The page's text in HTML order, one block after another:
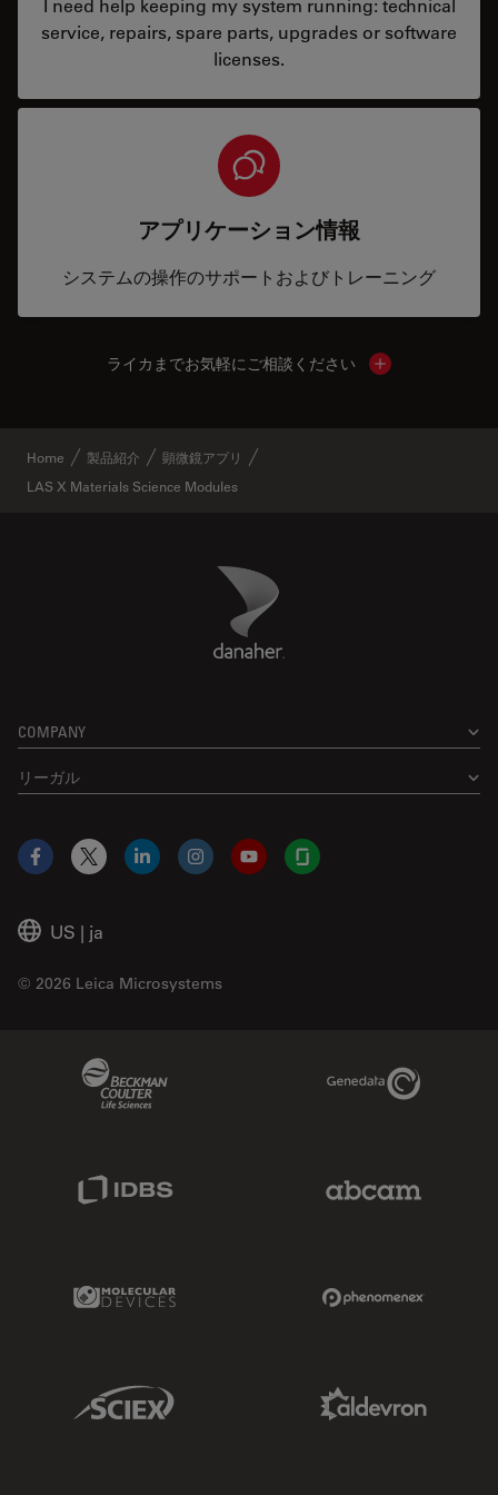
I need help keeping my system running: technical
service, repairs, spare parts, upgrades or software
licenses.
アプリケーション情報
システムの操作のサポートおよびトレーニング
ライカまでお気軽にご相談ください Show local
Home 製品紹介
顕微鏡アプリ
LAS X Materials Science Modules
Danaher Logo
COMPANY
リーガル
US | ja
© 2026 Leica Microsystems
Facebook
X LinkedInInstagramYouTubeGlassdoor
Genedata Link
Molecular Devices Link
Sciex Link